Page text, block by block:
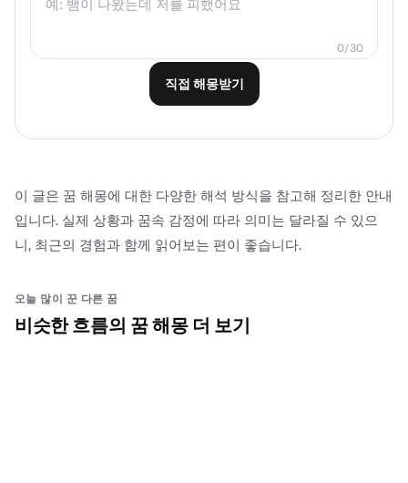
0/30
직접 해몽받기
이 글은 꿈 해몽에 대한 다양한 해석 방식을 참고해 정리한 안내
입니다. 실제 상황과 꿈속 감정에 따라 의미는 달라질 수 있으
니, 최근의 경험과 함께 읽어보는 편이 좋습니다.
오늘 많이 꾼 다른 꿈
비슷한 흐름의 꿈 해몽 더 보기